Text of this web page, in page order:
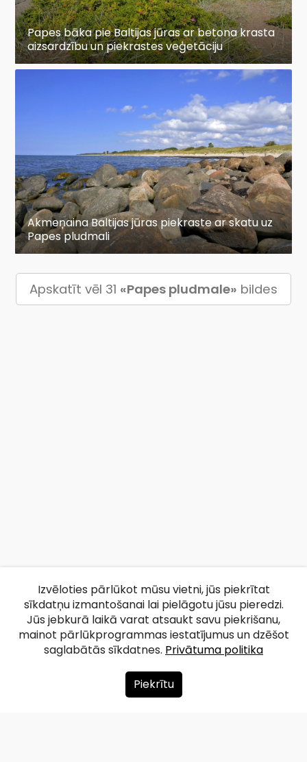
Papes bāka pie Baltijas jūras ar betona krasta
aizsardzību un piekrastes veģetāciju
Akmeņaina Baltijas jūras piekraste ar skatu uz
Papes pludmali
Apskatīt vēl 31 «Papes pludmale» bildes
Par mums
Izvēloties pārlūkot mūsu vietni, jūs piekrītat
sīkdatņu izmantošanai lai pielāgotu jūsu pieredzi.
Jūs jebkurā laikā varat atsaukt savu piekrišanu,
mainot pārlūkprogrammas iestatījumus un dzēšot
saglabātās sīkdatnes. Privātuma politika
Piekrītu